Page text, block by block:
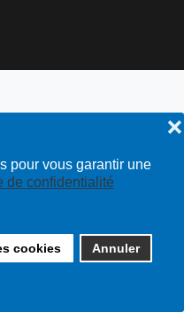
pour vous garantir une
de confidentialité
cookies Annuler
❌